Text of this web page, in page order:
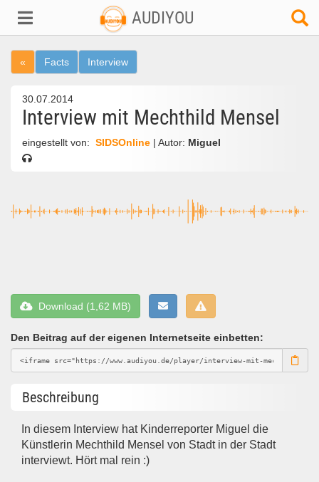
AUDIYOU
« Facts Interview
30.07.2014
Interview mit Mechthild Mensel
eingestellt von: SIDSOnline | Autor: Miguel
Download (1,62 MB)
Den Beitrag auf der eigenen Internetseite einbetten:
Beschreibung
In diesem Interview hat Kinderreporter Miguel die
Künstlerin Mechthild Mensel von Stadt in der Stadt
interviewt. Hört mal rein :)